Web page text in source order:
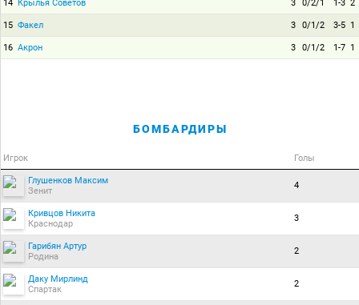
14 Крылья Советов 3 0/2/1 1-3 2
15 Факел 3 0/1/2 3-5 1
16 Акрон 3 0/1/2 1-7 1
БОМБАРДИРЫ
Игрок Голы
Глушенков Максим
Зенит
4
Кривцов Никита
Краснодар
3
Гарибян Артур
Родина
2
Даку Мирлинд
Спартак
2